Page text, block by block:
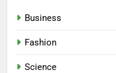
Business
Fashion
Science